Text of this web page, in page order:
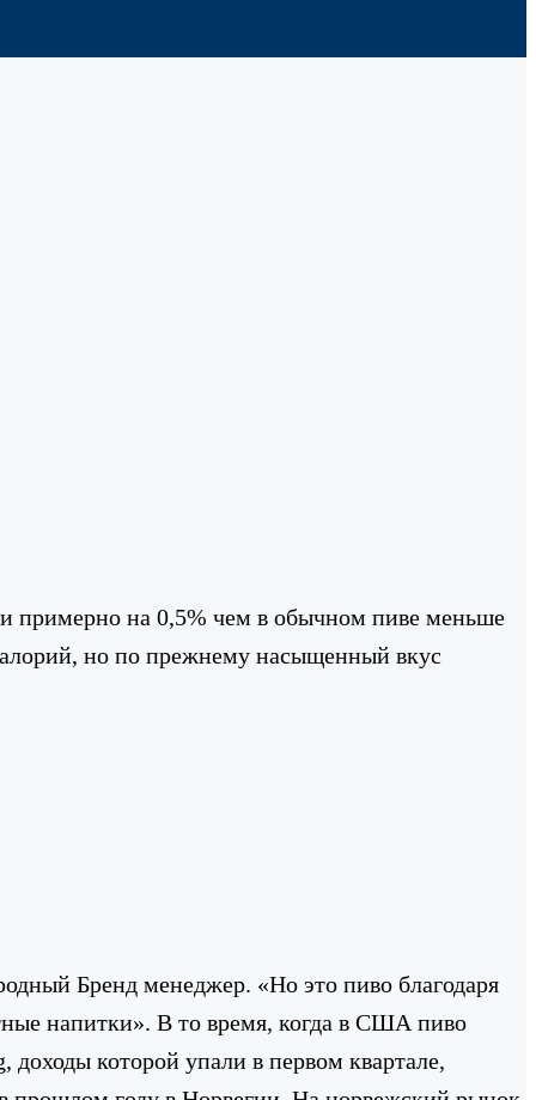
примерно на 0,5% чем в обычном пиве меньше
но по прежнему насыщенный вкус
Бренд менеджер. «Но это пиво благодаря
напитки». В то время, когда в США пиво
доходы которой упали в первом квартале,